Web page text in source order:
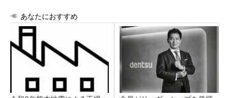
あなたにおすすめ